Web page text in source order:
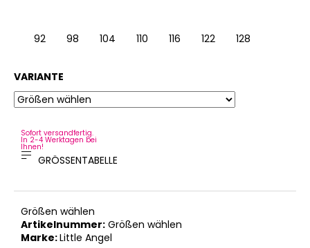
92 98 104 110 116 122 128
VARIANTE
Sofort versandfertig.
In 2-4 Werktagen bei
Ihnen!
GRÖSSENTABELLE
Größen wählen
Artikelnummer: Größen wählen
Marke:Little Angel